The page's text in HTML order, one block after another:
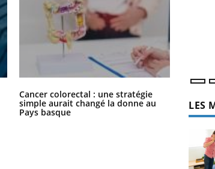
Cancer colorectal : une stratégie
simple aurait changé la donne au
Pays basque
que
LES